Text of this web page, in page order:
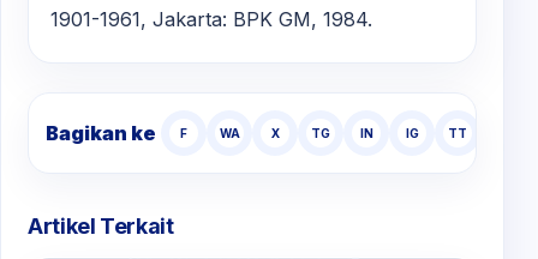
1901-1961, Jakarta: BPK GM, 1984.
Bagikan ke F WA X TG IN IG TT
Artikel Terkait